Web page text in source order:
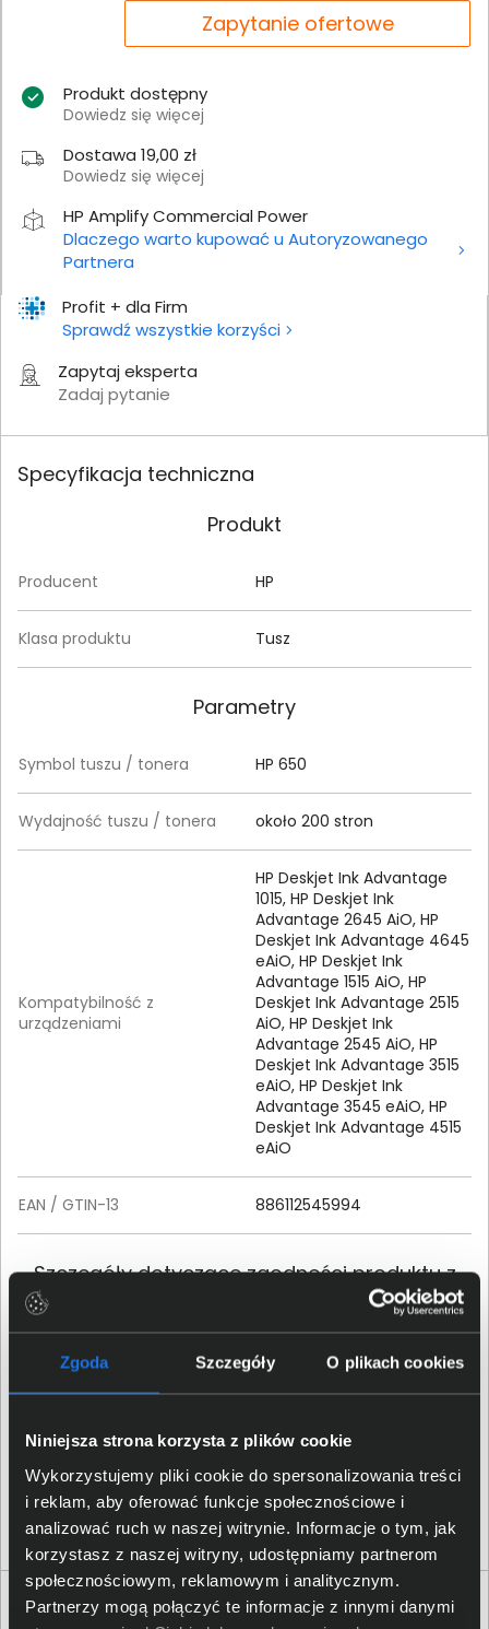
Zgoda Szczegóły O plikach cookies
Niniejsza strona korzysta z plików cookie
Wykorzystujemy pliki cookie do spersonalizowania treści
i reklam, aby oferować funkcje społecznościowe i
analizować ruch w naszej witrynie. Informacje o tym, jak
korzystasz z naszej witryny, udostępniamy partnerom
społecznościowym, reklamowym i analitycznym.
Partnerzy mogą połączyć te informacje z innymi danymi
Profit + dla Firm
Sprawdź wszystkie korzyści
Zapytaj eksperta
Zadaj pytanie
Zapytanie ofertowe
Produkt dostępny
Dowiedz się więcej
Dostawa 19,00 zł
Dowiedz się więcej
HP Amplify Commercial Power
Dlaczego warto kupować u Autoryzowanego
Partnera
Specyfikacja techniczna
Produkt
Producent HP
Klasa produktu Tusz
Parametry
Symbol tuszu / tonera HP 650
Wydajność tuszu / tonera około 200 stron
Kompatybilność z
urządzeniami
HP Deskjet Ink Advantage
1015, HP Deskjet Ink
Advantage 2645 AiO, HP
Deskjet Ink Advantage 4645
eAiO, HP Deskjet Ink
Advantage 1515 AiO, HP
Deskjet Ink Advantage 2515
AiO, HP Deskjet Ink
Advantage 2545 AiO, HP
Deskjet Ink Advantage 3515
eAiO, HP Deskjet Ink
Advantage 3545 eAiO, HP
Deskjet Ink Advantage 4515
eAiO
EAN / GTIN-13 886112545994
Szczegóły dotyczące zgodności produktu z
HP Inc.; 1501 Page Mill Road,
Palo Alto, CA 94304, United
States; Phone:+ 1 650-857-
Osoba odpowiedzialna za
produkt
HP REG 23010; 08028
Barcelona, Spain; Email
contact:reg@hp.com
Produkty podobne